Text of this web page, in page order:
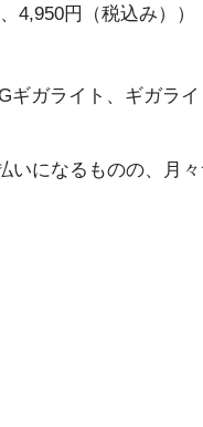
4,950円（税込み））
ギガライト、ギガラ
いになるものの、月